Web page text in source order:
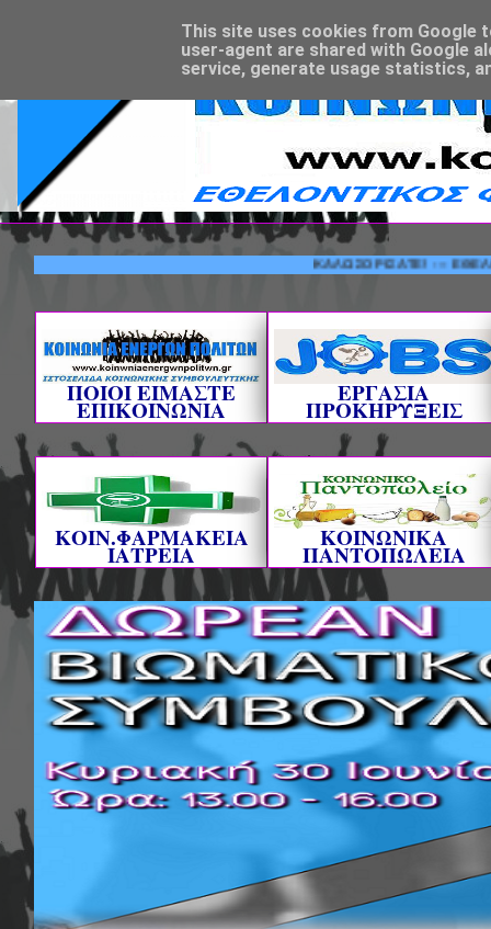
ΚΑΛΩΣΟΡΙΣΑΤΕ! ---
ΠΟΙΟΙ ΕΙΜΑΣΤΕ
ΕΠΙΚΟΙΝΩΝΙΑ
ΕΡΓΑΣΙΑ
ΠΡΟΚΗΡΥΞΕΙΣ
ΚΟΙΝ.ΦΑΡΜΑΚΕΙΑ
ΙΑΤΡΕΙΑ
ΚΟΙΝΩΝΙΚΑ
ΠΑΝΤΟΠΩΛΕΙΑ
This site uses cookies from Google
user-agent are shared with Google
service, generate usage statistics,